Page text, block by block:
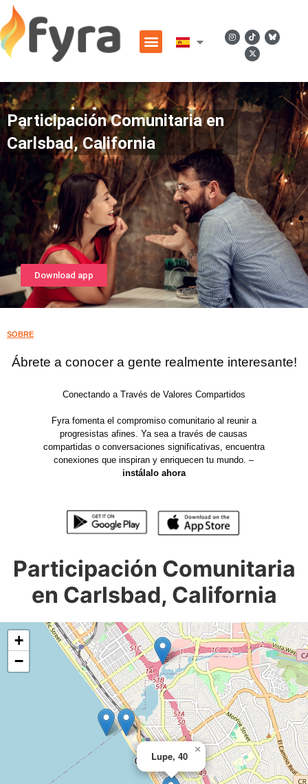
Participación Comunitaria en
Carlsbad, California
Download app
SOBRE
Ábrete a conocer a gente realmente interesante!
Conectando a Través de Valores Compartidos
Fyra fomenta el compromiso comunitario al reunir a
progresistas afines. Ya sea a través de causas
compartidas o conversaciones significativas, encuentra
conexiones que inspiran y enriquecen tu mundo. –
instálalo ahora
Participación Comunitaria
en Carlsbad, California
Lupe, 40
×
+
−